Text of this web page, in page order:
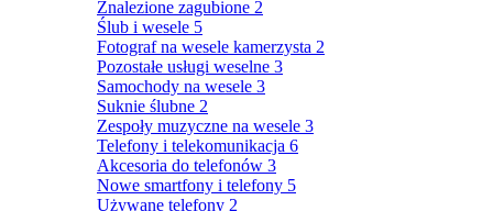
Znalezione zagubione 2
Ślub i wesele 5
Fotograf na wesele kamerzysta 2
Pozostałe usługi weselne 3
Samochody na wesele 3
Suknie ślubne 2
Zespoły muzyczne na wesele 3
Telefony i telekomunikacja 6
Akcesoria do telefonów 3
Nowe smartfony i telefony 5
Używane telefony 2